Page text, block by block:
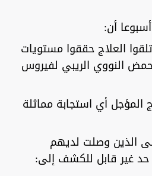
تلقوا العلاج حققوا مستويات
النووي الريبي لفيروس
أي استجابة مماثلة
الذين وصلت لديهم
غير قابل للكشف إلى: